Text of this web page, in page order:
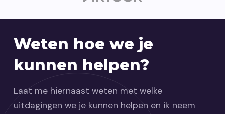
Weten hoe we je
kunnen helpen?
Laat me hiernaast weten met welke
uitdagingen we je kunnen helpen en ik neem